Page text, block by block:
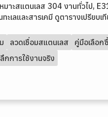
มาะสแตนเลส 304 งานทั่วไป,
ทะเลและสารเคมี ดูตารางเปรียบ
ลวดเชื่อมสแตนเลส
คู่มือเลือก
ลึกการใช้งานจริง